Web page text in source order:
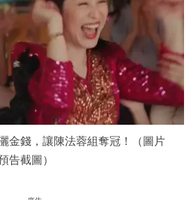
金錢，讓陳法蓉組奪冠！（圖片
告截圖）